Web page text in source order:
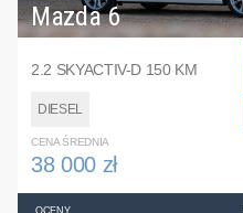
Mazda 6
2.2 SKYACTIV-D 150 KM
DIESEL
CENA ŚREDNIA
38 000 zł
OCENY